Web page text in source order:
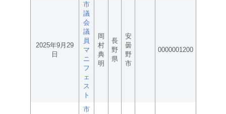
2025年9月29
日
市
議
会
議
員
マ
ニ
フ
ェ
ス
ト
岡
村
典
明
長
野
県
安
曇
野
市
0000001200
市